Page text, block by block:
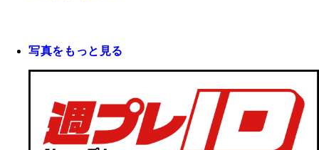
写真をもっと見る